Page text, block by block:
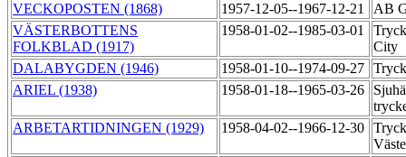
VECKOPOSTEN (1868) 1957-12-05--1967-12-21
AB
VÄSTERBOTTENS
FOLKBLAD (1917)
1958-01-02--1985-03-01
City
DALABYGDEN (1946)
1958-01-10--1974-09-27
ARIEL (1938)
1958-01-18--1965-03-26
ARBETARTIDNINGEN (1929)
1958-04-02--1966-12-30